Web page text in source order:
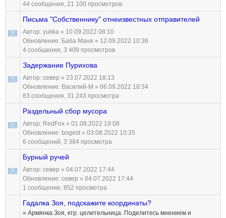
44 сообщения, 21 100 просмотров
Письма "Собственнику" отнеизвестных отправителей
Автор: yukka » 10.09.2022 08:10
Обновление: Баба Маня » 12.09.2022 10:36
4 сообщения, 3 409 просмотров
Задержание Пурихова
Автор: север » 23.07.2022 18:13
Обновление: Василий-М » 06.09.2022 18:34
83 сообщения, 31 243 просмотра
Раздельный сбор мусора
Автор: RedFox » 01.08.2022 19:08
Обновление: bogest» 03.08.2022 10:35
6 сообщений, 3 384 просмотра
Бурный ручей
Автор: север » 04.07.2022 17:44
Обновление: север » 04.07.2022 17:44
1 сообщение, 852 просмотра
Гадалка Зоя, подскажите координаты?
» Армянка Зоя, ктр. целительница. Поделитесь мнением и